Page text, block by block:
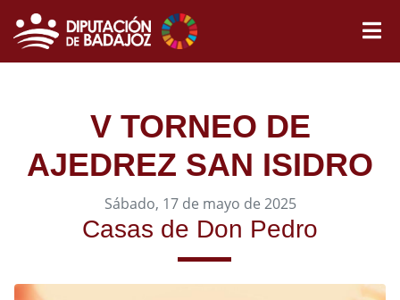
V TORNEO DE
AJEDREZ SAN ISIDRO
Sábado, 17 de mayo de 2025
Casas de Don Pedro